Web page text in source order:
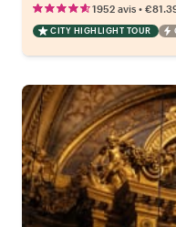
1952 avis •
CITY HIGHLIGHT TOUR